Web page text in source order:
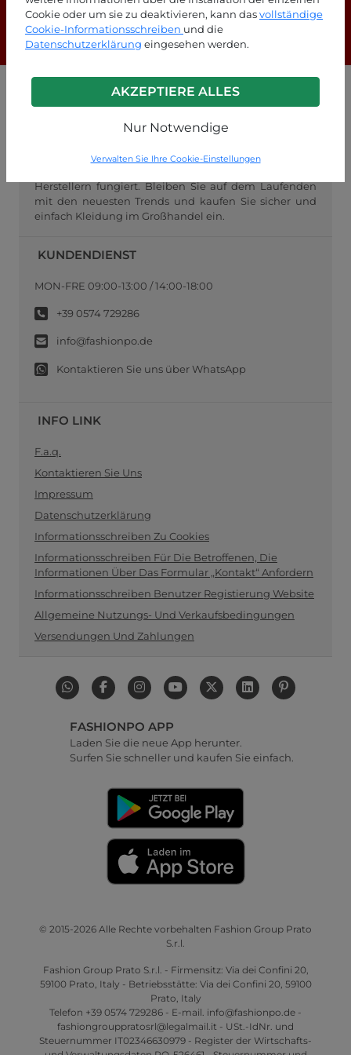
Cookie oder um sie zu deaktivieren, kann dasvollständige
Cookie-Informationsschreiben und die
Datenschutzerklärung eingesehen werden.
AKZEPTIERE ALLES
Nur Notwendige
Verwalten Sie Ihre Cookie-Einstellungen
F.A.Q.
FashionPo.com ist ein Online-Großhändler für
italienischer Mode für Wiederverkäufer konzentriert
Herstellern fungiert. Bleiben Sie auf dem Laufenden
mit den neuesten Trends und kaufen Sie sicher und
einfach Kleidung im Großhandel ein.
KUNDENDIENST
MON-FRE 09:00-13:00 / 14:00-18:00
+39 0574 729286
info@fashionpo.de
Kontaktieren Sie uns über WhatsApp
INFO LINK
F.a.q.
Kontaktieren Sie Uns
Impressum
Datenschutzerklärung
Informationsschreiben Zu Cookies
Informationsschreiben Für Die Betroffenen, Die
Informationen Über Das Formular „Kontakt“ Anfordern
Informationsschreiben Benutzer Registierung Website
Allgemeine Nutzungs- Und Verkaufsbedingungen
Versendungen Und Zahlungen
FASHIONPO APP
Laden Sie die neue App herunter.
Surfen Sie schneller und kaufen Sie einfach.
© 2015-2026 Alle Rechte vorbehalten Fashion Group Prato
S.r.l.
Fashion Group Prato S.r.l. - Firmensitz: Via dei Confini 20,
59100 Prato, Italy - Betriebsstätte: Via dei Confini 20, 59100
Prato, Italy
Telefon +39 0574 729286 - E-mail. info@fashionpo.de -
fashiongrouppratosrl@legalmail.it - USt.-IdNr. und
Steuernummer IT02346630979 - Register der Wirtschafts-